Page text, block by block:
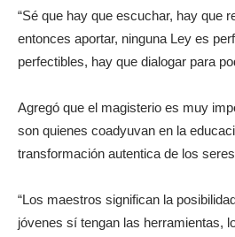
“Sé que hay que escuchar, hay que
entonces aportar, ninguna Ley es
perfectibles, hay que dialogar para
Agregó que el magisterio es muy
son quienes coadyuvan en la
transformación autentica de los
“Los maestros significan la
jóvenes sí tengan las herramientas,